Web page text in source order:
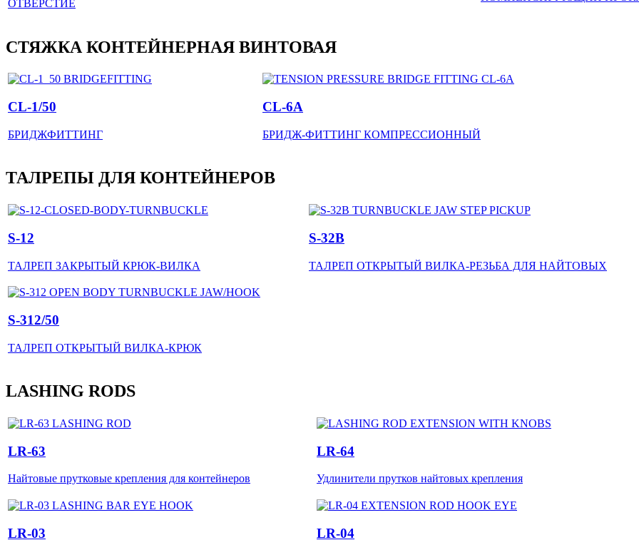
ОТВЕРСТИЕ
СТЯЖКА КОНТЕЙНЕРНАЯ ВИНТОВАЯ
CL-1/50
БРИДЖФИТТИНГ
CL-6A
БРИДЖ-ФИТТИНГ КОМПРЕССИОННЫЙ
ТАЛРЕПЫ ДЛЯ КОНТЕЙНЕРОВ
S-12
ТАЛРЕП ЗАКРЫТЫЙ КРЮК-ВИЛКА
S-32B
ТАЛРЕП ОТКРЫТЫЙ ВИЛКА-РЕЗЬБА ДЛЯ НАЙТОВЫХ
S-312/50
ТАЛРЕП ОТКРЫТЫЙ ВИЛКА-КРЮК
LASHING RODS
LR-63
Найтовые прутковые крепления для контейнеров
LR-64
Удлинители прутков найтовых крепления
LR-03 LR-04